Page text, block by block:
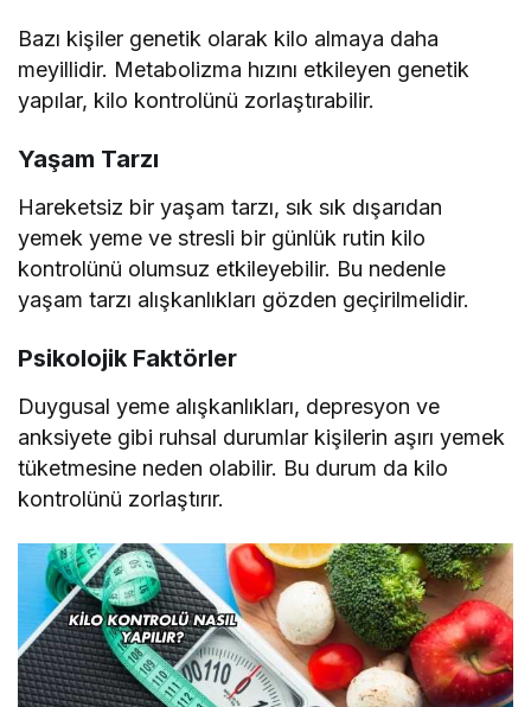
Bazı kişiler genetik olarak kilo almaya daha
meyillidir. Metabolizma hızını etkileyen genetik
yapılar, kilo kontrolünü zorlaştırabilir.
Yaşam Tarzı
Hareketsiz bir yaşam tarzı, sık sık dışarıdan
yemek yeme ve stresli bir günlük rutin kilo
kontrolünü olumsuz etkileyebilir. Bu nedenle
yaşam tarzı alışkanlıkları gözden geçirilmelidir.
Psikolojik Faktörler
Duygusal yeme alışkanlıkları, depresyon ve
anksiyete gibi ruhsal durumlar kişilerin aşırı yemek
tüketmesine neden olabilir. Bu durum da kilo
kontrolünü zorlaştırır.